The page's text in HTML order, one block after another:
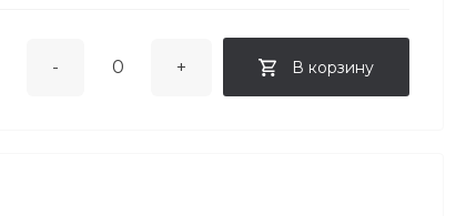
- + В корзину